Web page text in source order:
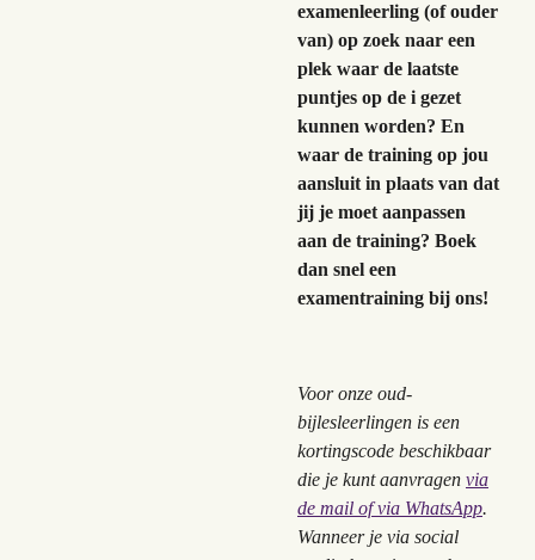
examenleerling (of ouder
van) op zoek naar een
plek waar de laatste
puntjes op de i gezet
kunnen worden? En
waar de training op jou
aansluit in plaats van dat
jij je moet aanpassen
aan de training? Boek
dan snel een
examentraining bij ons!
Voor onze oud-
bijlesleerlingen is een
kortingscode beschikbaar
die je kunt aanvragen via
de mail of via WhatsApp.
Wanneer je via social